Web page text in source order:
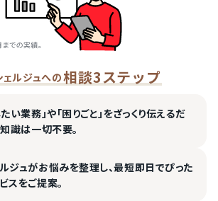
ェルジュへの相談3ステップ
い業務」や「困りごと」をざっくり伝えるだ
識は一切不要。
ジュがお悩みを整理し、最短即日でぴった
スをご提案。